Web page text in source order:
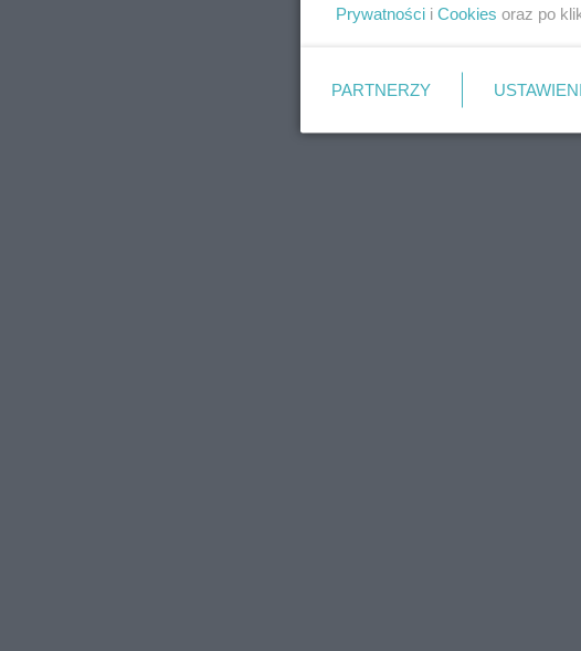
Prywatności i Cookies oraz po
PARTNERZY